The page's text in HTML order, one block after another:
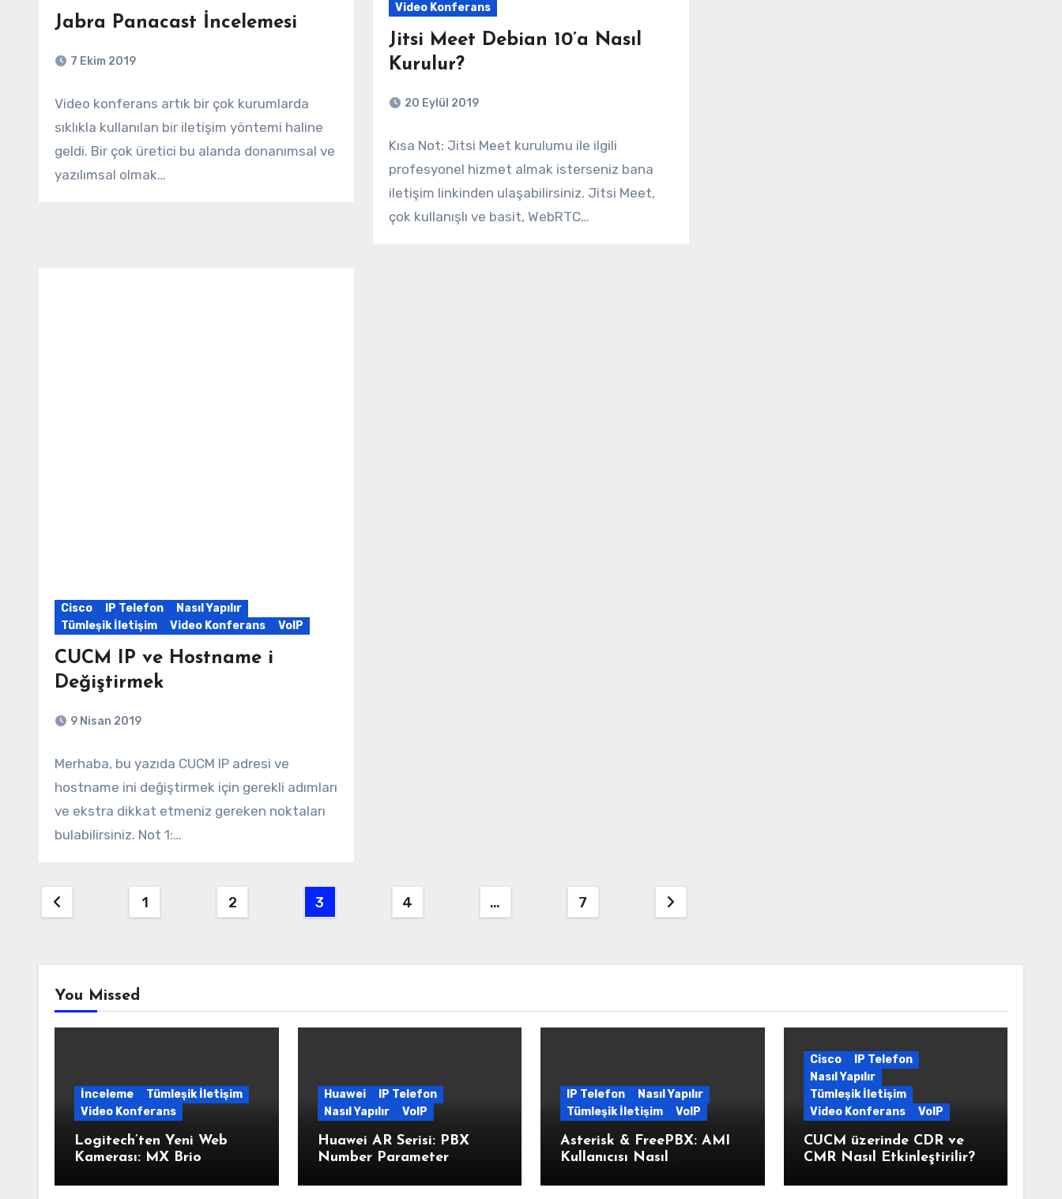
Jabra Panacast İncelemesi
7 Ekim 2019
Video konferans artık bir çok kurumlarda
sıklıkla kullanılan bir iletişim yöntemi haline
geldi. Bir çok üretici bu alanda donanımsal ve
yazılımsal olmak…
Video Konferans
Jitsi Meet Debian 10’a Nasıl
Kurulur?
20 Eylül 2019
Kısa Not: Jitsi Meet kurulumu ile ilgili
profesyonel hizmet almak isterseniz bana
iletişim linkinden ulaşabilirsiniz. Jitsi Meet,
çok kullanışlı ve basit, WebRTC…
Cisco IP Telefon
Nasıl Yapılır
Tümleşik İletişim
Video Konferans VoIP
CUCM IP ve Hostname i
Değiştirmek
9 Nisan 2019
Merhaba, bu yazıda CUCM IP adresi ve
hostname ini değiştirmek için gerekli adımları
ve ekstra dikkat etmeniz gereken noktaları
bulabilirsiniz. Not 1:…
Yazı
1 2 3 4 … 7
You Missed
İnceleme
Tümleşik İletişim
Video Konferans
Logitech’ten Yeni Web
Kamerası: MX Brio
Huawei
IP Telefon
Nasıl Yapılır
VoIP
Huawei AR Serisi: PBX
Number Parameter
IP Telefon
Nasıl Yapılır
Tümleşik İletişim
VoIP
Asterisk & FreePBX: AMI
Kullanıcısı Nasıl
Cisco
IP Telefon
Nasıl Yapılır
Tümleşik İletişim
Video Konferans
VoIP
CUCM üzerinde CDR ve
CMR Nasıl Etkinleştirilir?